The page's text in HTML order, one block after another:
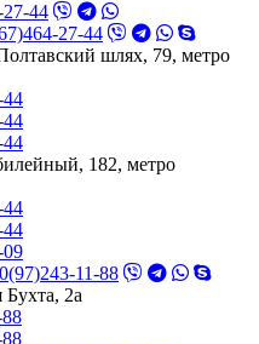
44
27-44
шлях, 79, метро
44
44
44
182, метро
44
44
09
11-88
2а